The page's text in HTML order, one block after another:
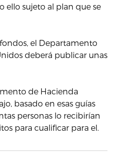
ello sujeto al plan que se
el Departamento
deberá publicar unas
de Hacienda
basado en esas guías
personas lo recibirían
para cualificar para el.